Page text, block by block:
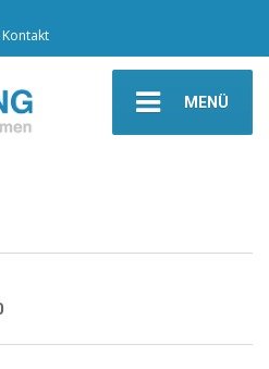
Kontakt
MENÜ